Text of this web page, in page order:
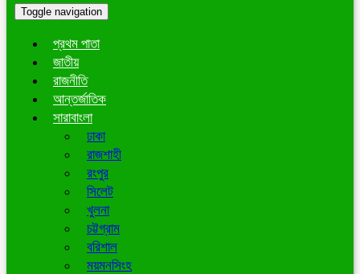
Toggle navigation
প্রথম পাতা
জাতীয়
রাজনীতি
আন্তর্জাতিক
সারাবাংলা
ঢাকা
রাজশাহী
রংপুর
সিলেট
খুলনা
চট্টগ্রাম
বরিশাল
ময়মনসিংহ